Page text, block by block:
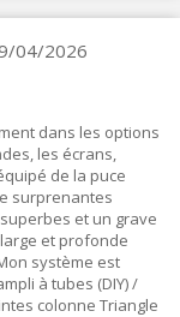
04/2026
dans les options
les écrans,
de la puce
surprenantes
et un grave
et profonde
système est
à tubes (DIY) /
colonne Triangle